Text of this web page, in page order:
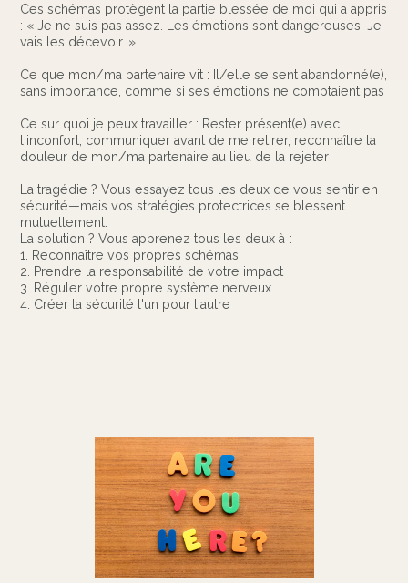
Ces schémas protègent la partie blessée de moi qui a appris
: « Je ne suis pas assez. Les émotions sont dangereuses. Je
vais les décevoir. »
Ce que mon/ma partenaire vit : Il/elle se sent abandonné(e),
sans importance, comme si ses émotions ne comptaient pas
Ce sur quoi je peux travailler : Rester présent(e) avec
l'inconfort, communiquer avant de me retirer, reconnaître la
douleur de mon/ma partenaire au lieu de la rejeter
La tragédie ? Vous essayez tous les deux de vous sentir en
sécurité—mais vos stratégies protectrices se blessent
mutuellement.
La solution ? Vous apprenez tous les deux à :
1. Reconnaître vos propres schémas
2. Prendre la responsabilité de votre impact
3. Réguler votre propre système nerveux
4. Créer la sécurité l'un pour l'autre